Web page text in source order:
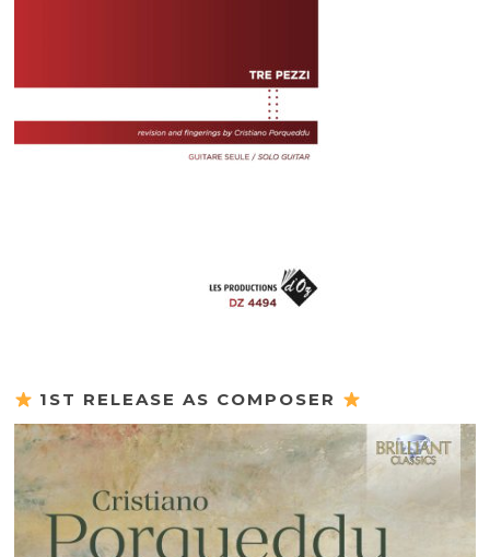
1ST RELEASE AS COMPOSER